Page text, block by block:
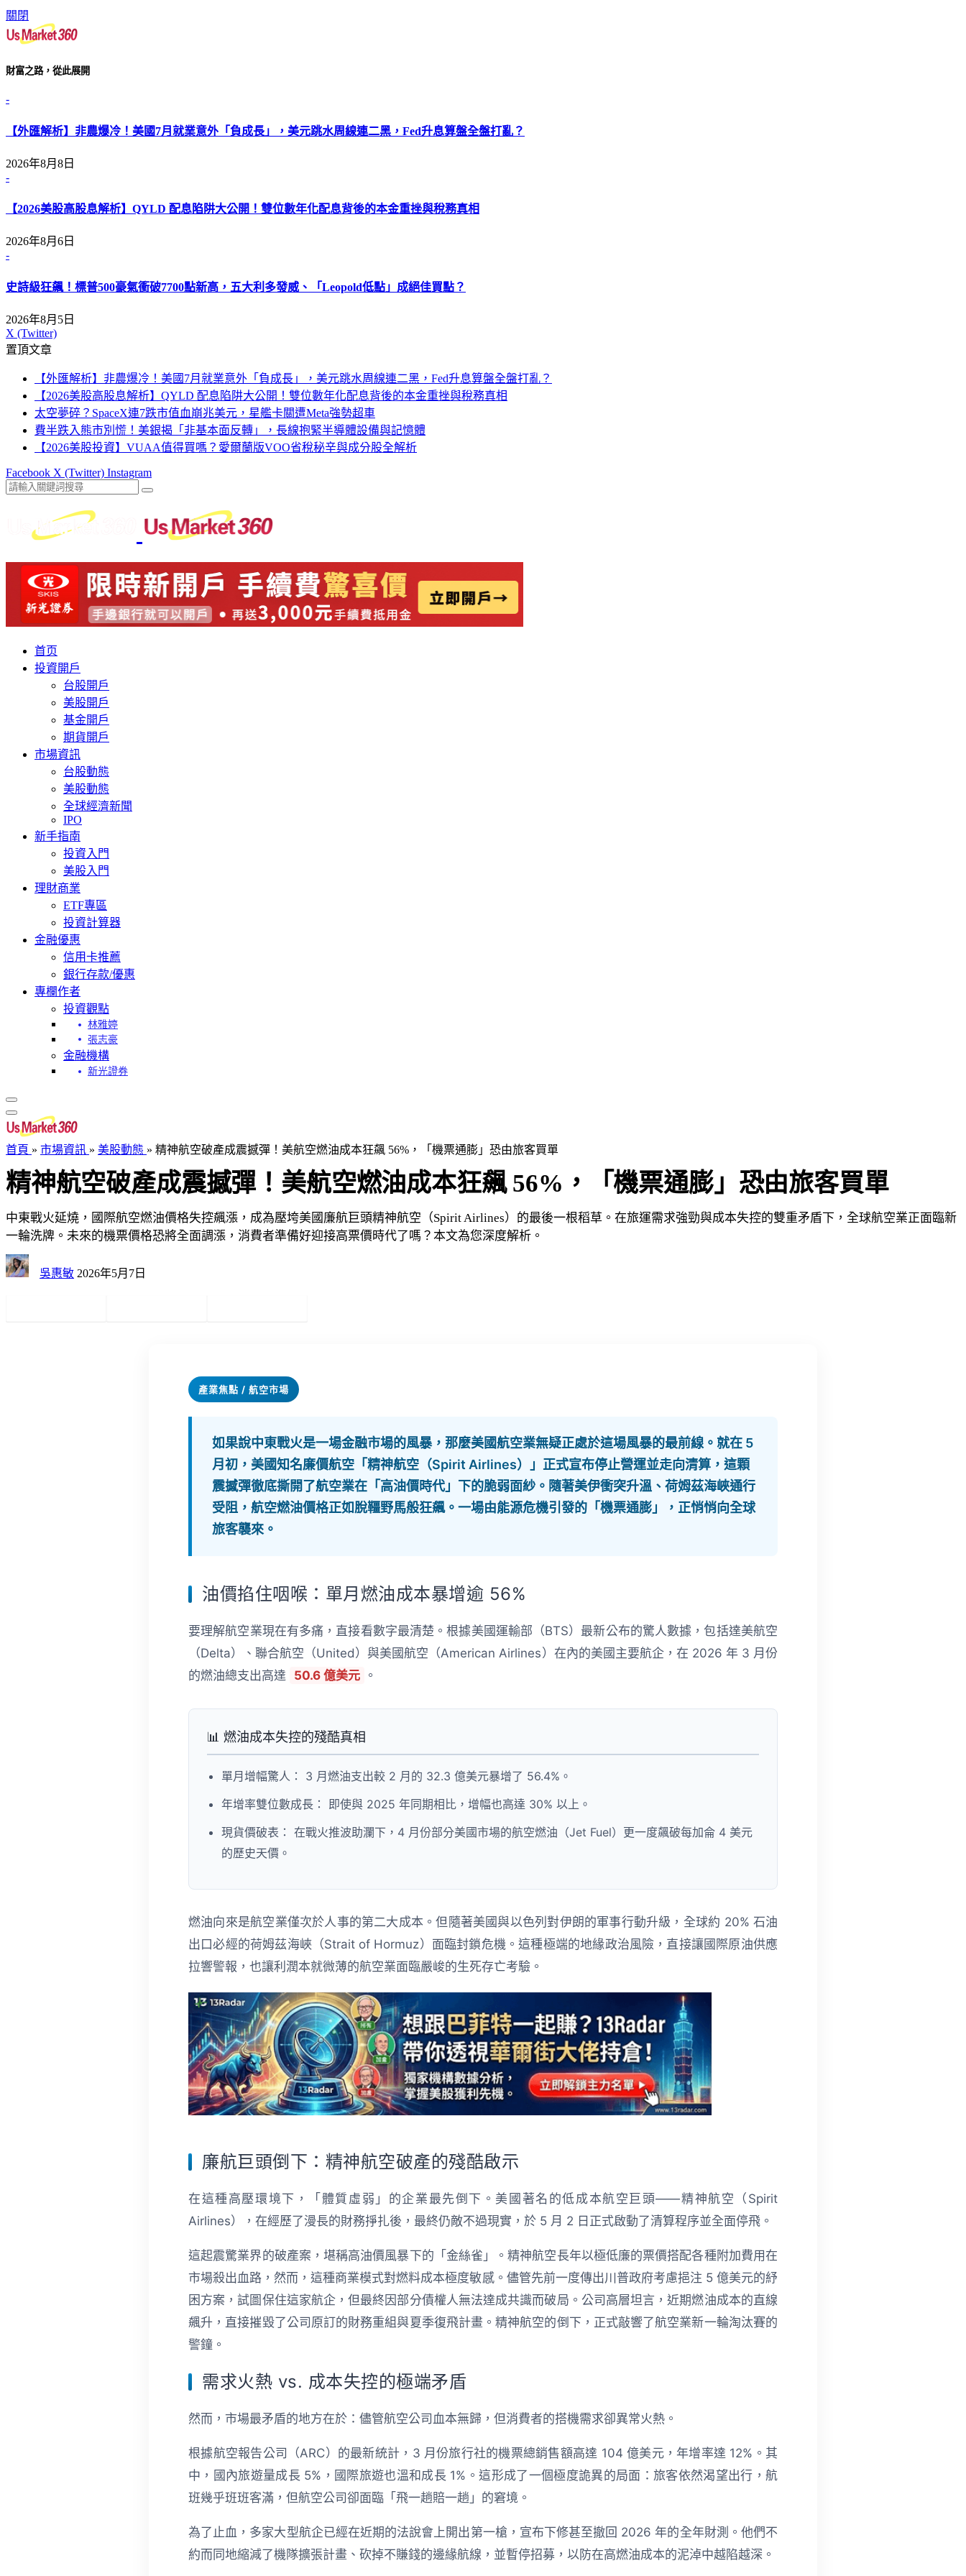
關閉
財富之路，從此展開
-
【外匯解析】非農爆冷！美國7月就業意外「負成長」，美元跳水周線連二黑，Fed升息算盤全盤打亂？
2026年8月8日
-
【2026美股高股息解析】QYLD 配息陷阱大公開！雙位數年化配息背後的本金重挫與稅務真相
2026年8月6日
-
史詩級狂飆！標普500豪氣衝破7700點新高，五大利多發威、「Leopold低點」成絕佳買點？
2026年8月5日
X (Twitter)
置頂文章
【外匯解析】非農爆冷！美國7月就業意外「負成長」，美元跳水周線連二黑，Fed升息算盤全盤打亂？
【2026美股高股息解析】QYLD 配息陷阱大公開！雙位數年化配息背後的本金重挫與稅務真相
太空夢碎？SpaceX連7跌市值血崩兆美元，星艦卡關遭Meta強勢超車
費半跌入熊市別慌！美銀揭「非基本面反轉」，長線抱緊半導體設備與記憶體
【2026美股投資】VUAA值得買嗎？愛爾蘭版VOO省稅秘辛與成分股全解析
Facebook X (Twitter) Instagram
首页
投資開戶
台股開戶
美股開戶
基金開戶
期貨開戶
市場資訊
台股動態
美股動態
全球經濟新聞
IPO
新手指南
投資入門
美股入門
理財商業
ETF專區
投資計算器
金融優惠
信用卡推薦
銀行存款/優惠
專欄作者
投資觀點
林雅婷
張志豪
金融機構
新光證券
首頁 » 市場資訊 » 美股動態 » 精神航空破產成震撼彈！美航空燃油成本狂飆 56%，「機票通膨」恐由旅客買單
精神航空破產成震撼彈！美航空燃油成本狂飆 56%，「機票通膨」恐由旅客買單
中東戰火延燒，國際航空燃油價格失控飆漲，成為壓垮美國廉航巨頭精神航空（Spirit Airlines）的最後一根稻草。在旅運需求強勁與成本失控的雙重矛盾下，全球航空業正面臨新
一輪洗牌。未來的機票價格恐將全面調漲，消費者準備好迎接高票價時代了嗎？本文為您深度解析。
吳惠敏 2026年5月7日
產業焦點 / 航空市場
如果說中東戰火是一場金融市場的風暴，那麼美國航空業無疑正處於這場風暴的最前線。就在 5
月初，美國知名廉價航空「精神航空（Spirit Airlines）」正式宣布停止營運並走向清算，這顆
震撼彈徹底撕開了航空業在「高油價時代」下的脆弱面紗。隨著美伊衝突升溫、荷姆茲海峽通行
受阻，航空燃油價格正如脫韁野馬般狂飆。一場由能源危機引發的「機票通膨」，正悄悄向全球
旅客襲來。
油價掐住咽喉：單月燃油成本暴增逾 56%
要理解航空業現在有多痛，直接看數字最清楚。根據美國運輸部（BTS）最新公布的驚人數據，包括達美航空
（Delta）、聯合航空（United）與美國航空（American Airlines）在內的美國主要航企，在 2026 年 3 月份
的燃油總支出高達
50.6 億美元 。
📊 燃油成本失控的殘酷真相
單月增幅驚人： 3 月燃油支出較 2 月的 32.3 億美元暴增了 56.4% 。
年增率雙位數成長：
即使與 2025 年同期相比，增幅也高達 30% 以上。
現貨價破表： 在戰火推波助瀾下，4 月份部分美國市場的航空燃油（Jet Fuel）更一度飆破每加侖 4 美元
的歷史天價。
燃油向來是航空業僅次於人事的第二大成本。但隨著美國與以色列對伊朗的軍事行動升級，全球約 20% 石油
出口必經的荷姆茲海峽（Strait of Hormuz）面臨封鎖危機。這種極端的地緣政治風險，直接讓國際原油供應
拉響警報，也讓利潤本就微薄的航空業面臨嚴峻的生死存亡考驗。
廉航巨頭倒下：精神航空破產的殘酷啟示
在這種高壓環境下，「體質虛弱」的企業最先倒下。美國著名的低成本航空巨頭——精神航空（Spirit
Airlines），在經歷了漫長的財務掙扎後，最終仍敵不過現實，於 5 月 2 日正式啟動了清算程序並全面停飛。
這起震驚業界的破產案，堪稱高油價風暴下的「金絲雀」。精神航空長年以極低廉的票價搭配各種附加費用在
市場殺出血路，然而，這種商業模式對燃料成本極度敏感。儘管先前一度傳出川普政府考慮挹注 5 億美元的紓
困方案，試圖保住這家航企，但最終因部分債權人無法達成共識而破局。公司高層坦言，近期燃油成本的直線
飆升，直接摧毀了公司原訂的財務重組與夏季復飛計畫。精神航空的倒下，正式敲響了航空業新一輪淘汰賽的
警鐘。
需求火熱 vs. 成本失控的極端矛盾
然而，市場最矛盾的地方在於： 儘管航空公司血本無歸，但消費者的搭機需求卻異常火熱。
根據航空報告公司（ARC）的最新統計，3 月份旅行社的機票總銷售額高達 104 億美元，年增率達 12%。其
中，國內旅遊量成長 5%，國際旅遊也溫和成長 1%。這形成了一個極度詭異的局面：旅客依然渴望出行，航
班幾乎班班客滿，但航空公司卻面臨「飛一趟賠一趟」的窘境。
為了止血，多家大型航企已經在近期的法說會上開出第一槍，宣布下修甚至撤回 2026 年的全年財測。他們不
約而同地縮減了機隊擴張計畫、砍掉不賺錢的邊緣航線，並暫停招募，以防在高燃油成本的泥淖中越陷越深。